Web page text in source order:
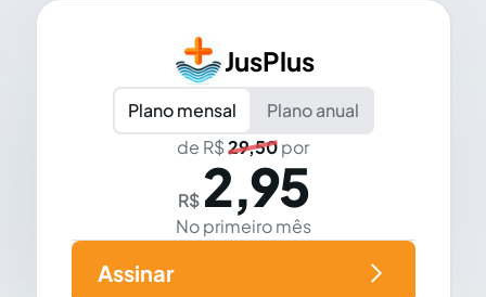
JusPlus
Plano mensal
Plano anual
de R$29,50por
R$ 2,95
No primeiro mês
Assinar